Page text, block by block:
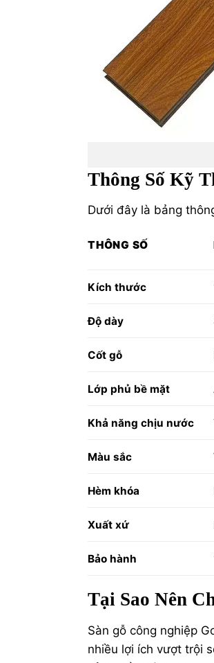
Thông Số Kỹ
Dưới đây là bảng
THÔNG SỐ
Kích thước
Độ dày
Cốt gỗ
Lớp phủ bề mặt
Khả năng chịu nước
Màu sắc
Hèm khóa
Xuất xứ
Bảo hành
Tại Sao Nên
Sàn gỗ công nghiệp
nhiều lợi ích vượt trội